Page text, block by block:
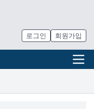
로그인 회원가입